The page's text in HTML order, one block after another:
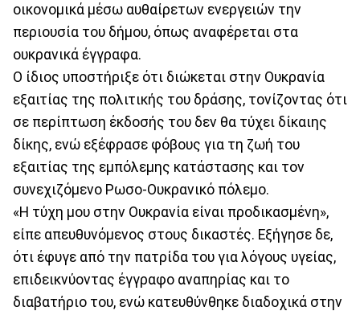
οικονομικά μέσω αυθαίρετων ενεργειών την
περιουσία του δήμου, όπως αναφέρεται στα
ουκρανικά έγγραφα.
Ο ίδιος υποστήριξε ότι διώκεται στην Ουκρανία
εξαιτίας της πολιτικής του δράσης, τονίζοντας ότι
σε περίπτωση έκδοσής του δεν θα τύχει δίκαιης
δίκης, ενώ εξέφρασε φόβους για τη ζωή του
εξαιτίας της εμπόλεμης κατάστασης και τον
συνεχιζόμενο Ρωσο-Ουκρανικό πόλεμο.
«Η τύχη μου στην Ουκρανία είναι προδικασμένη»,
είπε απευθυνόμενος στους δικαστές. Εξήγησε δε,
ότι έφυγε από την πατρίδα του για λόγους υγείας,
επιδεικνύοντας έγγραφο αναπηρίας και το
διαβατήριο του, ενώ κατευθύνθηκε διαδοχικά στην